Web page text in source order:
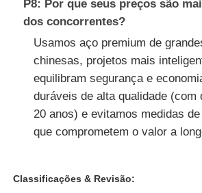
P8: Por que seus preços são
dos concorrentes?
Usamos aço premium de
chinesas, projetos mais
equilibram segurança e
duráveis de alta qualidade (com
20 anos) e evitamos medidas
que comprometem o valor a
Classificações & Revisão: